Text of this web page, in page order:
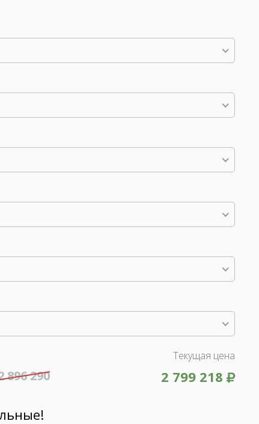
Текущая цена
2 799 218
896 290